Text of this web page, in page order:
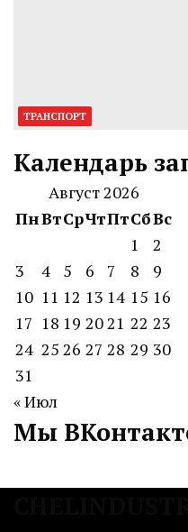
ТРАНСПОРТ
Календарь
Август 2026
ПнВтСрЧтПтСбВс
1
2
3
4 5 6 7 8
9
10 11 12 13 14 15 16
17 18 19 2021 22 23
24 25 26 27 28 29 30
31
« Июл
Мы